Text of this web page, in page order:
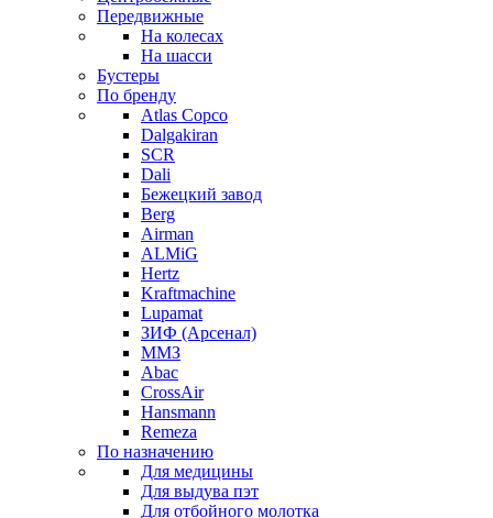
Передвижные
На колесах
На шасси
Бустеры
По бренду
Atlas Copco
Dalgakiran
SCR
Dali
Бежецкий завод
Berg
Airman
ALMiG
Hertz
Kraftmachine
Lupamat
ЗИФ (Арсенал)
ММЗ
Abac
CrossAir
Hansmann
Remeza
По назначению
Для медицины
Для выдува пэт
Для отбойного молотка